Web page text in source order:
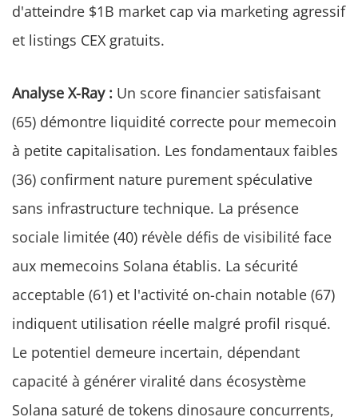
d'atteindre $1B market cap via marketing agressif
et listings CEX gratuits.
Analyse X-Ray : Un score financier satisfaisant
(65) démontre liquidité correcte pour memecoin
à petite capitalisation. Les fondamentaux faibles
(36) confirment nature purement spéculative
sans infrastructure technique. La présence
sociale limitée (40) révèle défis de visibilité face
aux memecoins Solana établis. La sécurité
acceptable (61) et l'activité on-chain notable (67)
indiquent utilisation réelle malgré profil risqué.
Le potentiel demeure incertain, dépendant
capacité à générer viralité dans écosystème
Solana saturé de tokens dinosaure concurrents,